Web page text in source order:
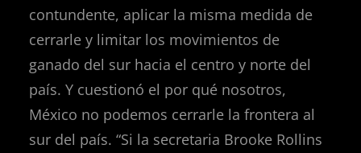
contundente, aplicar la misma medida de
cerrarle y limitar los movimientos de
ganado del sur hacia el centro y norte del
país. Y cuestionó el por qué nosotros,
México no podemos cerrarle la frontera al
sur del país. “Si la secretaria Brooke Rollins